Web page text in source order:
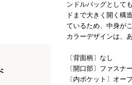
ンドルバッグとして
ドまで大きく開く構
ているため、中身が
カラーデザインは、
〔背面柄〕なし
〔開口部〕ファスナ
〔内ポケット〕オー